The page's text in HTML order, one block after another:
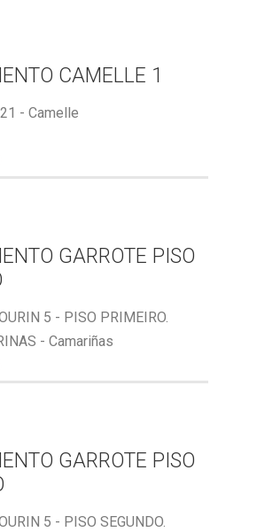
CAMELLE 1
- Camelle
GARROTE PISO
5 - PISO PRIMEIRO.
- Camariñas
GARROTE PISO
5 - PISO SEGUNDO.